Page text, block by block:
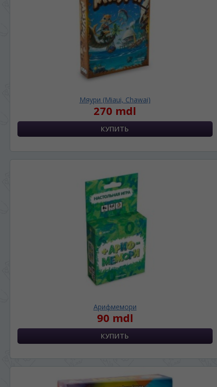
Мяури (Miaui, Chawai)
270 mdl
Арифмемори
90 mdl
ЯЗЫК САЙТА / LIMBA SITE-ULUI
На каком языке Вы хотите
просматривать наш сайт?
În ce limbă ați dori să vedeți site-ul nostru?
Беспокоим Вас только один раз, далее
сохраним Ваш выбор языка.
vom salva alegerea limbii.
Если вы хотите переключить язык
сайта, то это можно всегда сделать в
RU